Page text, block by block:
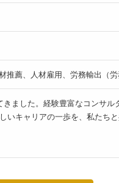
推薦、人材雇用、労務輸出（
ました。経験豊富なコンサ
キャリアの一歩を、私たち